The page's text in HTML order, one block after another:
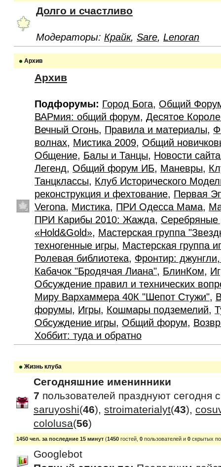
Долго и счастливо
Модераторы: Крайк, Sare, Lenoran
Архив
Архив
Подфорумы: Город Бога, Общий
ВАРмия: общий форум, Десятое
Вечный Огонь, Правила и материалы,
волнах, Мистика 2009, Общий
Общение, Балы и Танцы, Новости
Легенд, Общий форум ИБ, Маневры,
Танцклассы, Клуб Исторического
реконструкция и фехтование, Первая
Verona, Мистика, ПРИ Одесса Мама,
ПРИ Карибы 2010: Жажда, Серебряные
«Hold&Gold», Мастерская группа
техногенные игры, Мастерская группа
Ролевая библиотека, Фронтир:
Кабачок "Бродячая Лиана", БлинКом,
Обсуждение правил и технических
Миру Вархаммера 40К "Шепот Стужи",
форумы, Игры, Кошмары подземелий,
Обсуждение игры, Общий форум,
Хоббит: туда и обратно
Жизнь клуба
Сегодняшние именинники
7 пользователей празднуют сегодня
saruyoshi(46), stroimaterialyt(43),
cololusa(56)
1450 чел. за последние 15 минут (1450 гостей, 0 пользователей и 0 скрытых
Googlebot